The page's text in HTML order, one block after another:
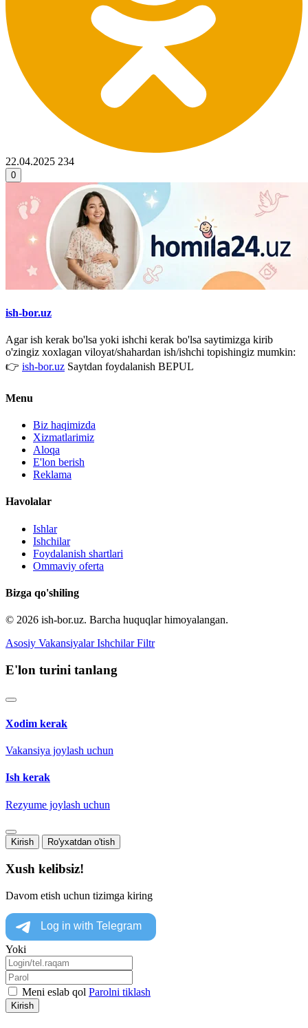
22.04.2025 234
0
ish-bor.uz
Agar ish kerak bo'lsa yoki ishchi kerak bo'lsa saytimizga kirib
o'zingiz xoxlagan viloyat/shahardan ish/ishchi topishingiz mumkin:
👉 ish-bor.uz Saytdan foydalanish BEPUL
Menu
Biz haqimizda
Xizmatlarimiz
Aloqa
E'lon berish
Reklama
Havolalar
Ishlar
Ishchilar
Foydalanish shartlari
Ommaviy oferta
Bizga qo'shiling
© 2026 ish-bor.uz. Barcha huquqlar himoyalangan.
Asosiy Vakansiyalar Ishchilar Filtr
E'lon turini tanlang
Xodim kerak
Vakansiya joylash uchun
Ish kerak
Rezyume joylash uchun
Kirish Ro'yxatdan o'tish
Xush kelibsiz!
Davom etish uchun tizimga kiring
Yoki
Meni eslab qol Parolni tiklash
Kirish